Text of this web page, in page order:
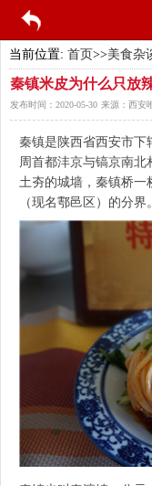
当前位置: 首页>>美食杂
秦镇米皮为什么只放
发布时间： 2020-05-30 来源： 西安
秦镇是陕西省西安市下
周首都沣京与镐京南
土夯的城墙，秦镇桥一
（现名鄠邑区）的分界。